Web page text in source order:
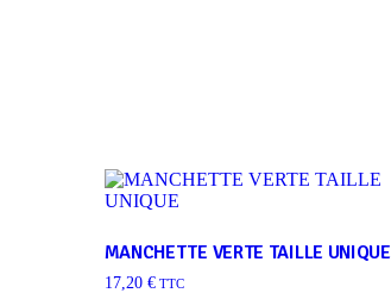
MANCHETTE VERTE TAILLE UNIQUE
17,20 €TTC